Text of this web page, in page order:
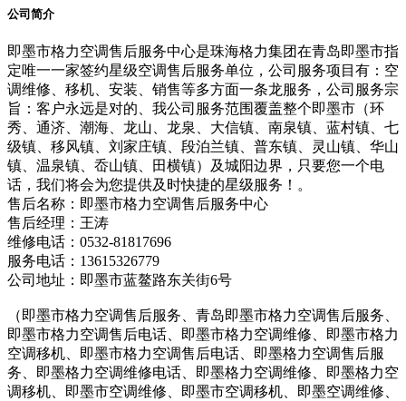
公司简介
即墨市格力空调售后服务中心是珠海格力集团在青岛即墨市指
定唯一一家签约星级空调售后服务单位，公司服务项目有：空
调维修、移机、安装、销售等多方面一条龙服务，公司服务宗
旨：客户永远是对的、我公司服务范围覆盖整个即墨市（环
秀、通济、潮海、龙山、龙泉、大信镇、南泉镇、蓝村镇、七
级镇、移风镇、刘家庄镇、段泊兰镇、普东镇、灵山镇、华山
镇、温泉镇、岙山镇、田横镇）及城阳边界，只要您一个电
话，我们将会为您提供及时快捷的星级服务！。
售后名称：即墨市格力空调售后服务中心
售后经理：王涛
维修电话：0532-81817696
服务电话：13615326779
公司地址：即墨市蓝鳌路东关街6号
（即墨市格力空调售后服务、青岛即墨市格力空调售后服务、
即墨市格力空调售后电话、即墨市格力空调维修、即墨市格力
空调移机、即墨市格力空调售后电话、即墨格力空调售后服
务、即墨格力空调维修电话、即墨格力空调维修、即墨格力空
调移机、即墨市空调维修、即墨市空调移机、即墨空调维修、